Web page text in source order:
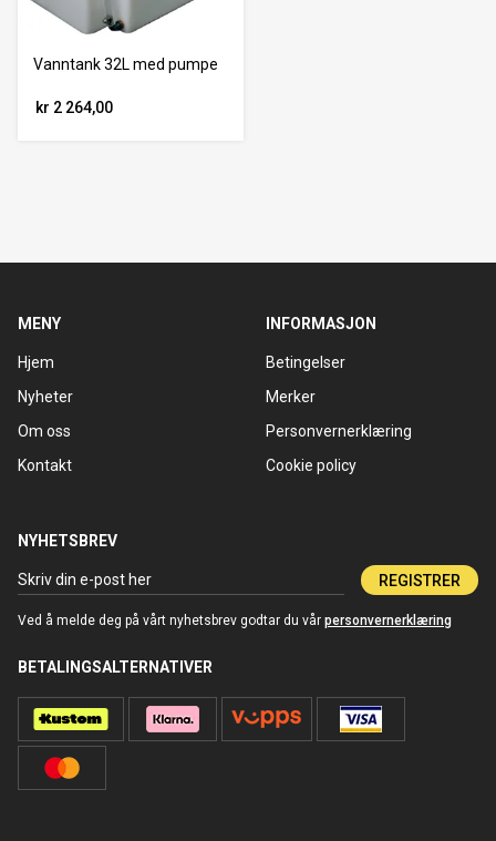
Vanntank 32L med pumpe
kr 2 264,00
MENY
Hjem
Nyheter
Om oss
Kontakt
INFORMASJON
Betingelser
Merker
Personvernerklæring
Cookie policy
NYHETSBREV
REGISTRER
Ved å melde deg på vårt nyhetsbrev godtar du vår personvernerklæring
BETALINGSALTERNATIVER